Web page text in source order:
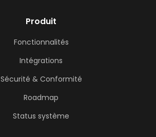
Produit
Fonctionnalités
Intégrations
Sécurité & Conformité
Roadmap
Status système